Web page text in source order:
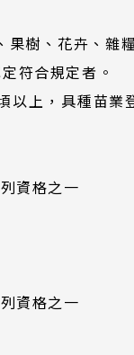
樹、花卉、雜
符合規定者。
上，具種苗業
資格之一
資格之一